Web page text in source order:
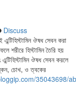
Discuss
এন্টিহিস্টামিন ঔষধ সেবন করা
শরীরে হিস্টামিন তৈরি হয়
ঔষধ সেবন করলে
স্কিন, চোখ, ও ত্বকের
35043698/